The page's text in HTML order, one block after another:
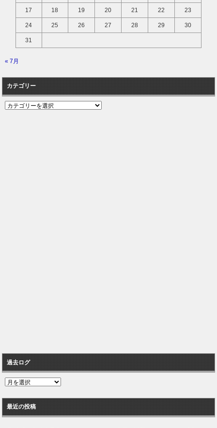
17 18 19 20 21 22 23
24 25 26 27 28 29 30
31
« 7月
カテゴリー
カ
過去ログ
過
ロ
グ
最近の投稿